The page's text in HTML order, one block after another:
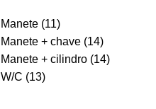
Manete (11)
Manete + chave (14)
Manete + cilindro (14)
W/C (13)